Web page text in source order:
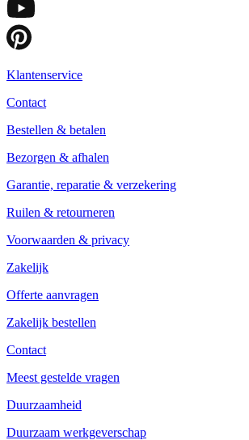
Klantenservice
Contact
Bestellen & betalen
Bezorgen & afhalen
Garantie, reparatie & verzekering
Ruilen & retourneren
Voorwaarden & privacy
Zakelijk
Offerte aanvragen
Zakelijk bestellen
Contact
Meest gestelde vragen
Duurzaamheid
Duurzaam werkgeverschap